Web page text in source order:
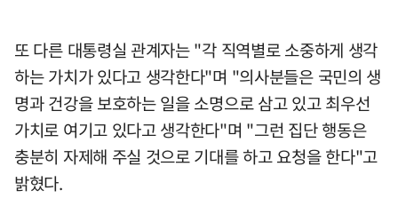
또 다른 대통령실 관계자는 "각 직역별로 소중하게 생각
하는 가치가 있다고 생각한다"며 "의사분들은 국민의 생
명과 건강을 보호하는 일을 소명으로 삼고 있고 최우선
가치로 여기고 있다고 생각한다"며 "그런 집단 행동은
충분히 자제해 주실 것으로 기대를 하고 요청을 한다"고
밝혔다.